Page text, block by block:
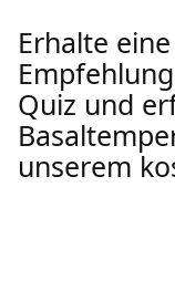
Erhalte
Quiz und
unserem